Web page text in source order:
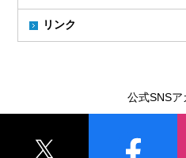
リンク
公式SNSア